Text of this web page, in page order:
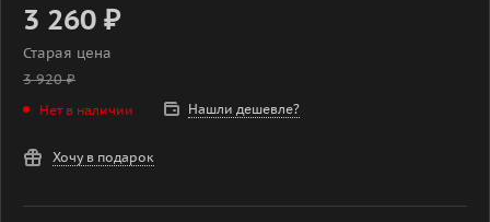
3 260 ₽
Старая цена
3 920₽
Нет в наличии Нашли дешевле?
Хочу в подарок